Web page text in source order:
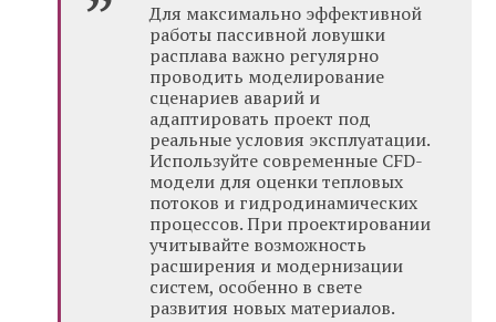
Для максимально эффективной
работы пассивной ловушки
расплава важно регулярно
проводить моделирование
сценариев аварий и
адаптировать проект под
реальные условия эксплуатации.
Используйте современные CFD-
модели для оценки тепловых
потоков и гидродинамических
процессов. При проектировании
учитывайте возможность
расширения и модернизации
систем, особенно в свете
развития новых материалов.